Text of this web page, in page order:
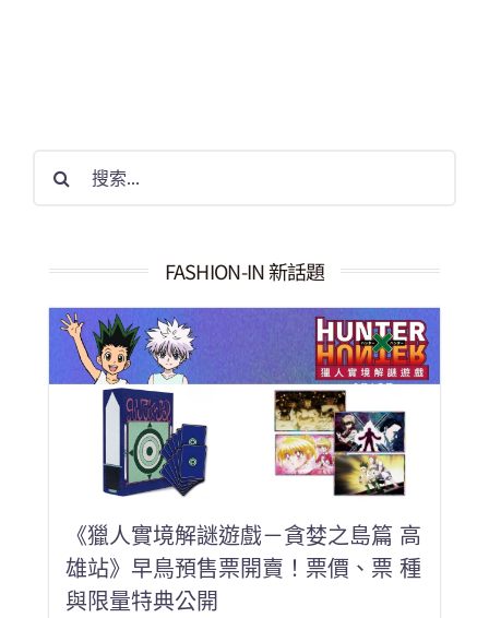
果：
FASHION-IN 新話題
《獵人實境解謎遊戲－貪婪之島篇 高
雄站》早鳥預售票開賣！票價、票 種
與限量特典公開